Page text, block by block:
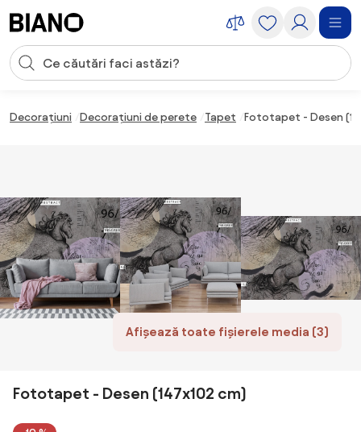
Introducerea căutării
Decorațiuni Decorațiuni de perete Tapet Fototapet - Desen
Afișează toate fișierele media (3)
Fototapet - Desen (147x102 cm)